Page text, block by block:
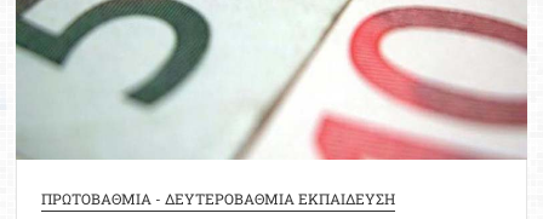
ΠΡΩΤΟΒΑΘΜΙΑ - ΔΕΥΤΕΡΟΒΑΘΜΙΑ ΕΚΠΑΙΔΕΥΣΗ